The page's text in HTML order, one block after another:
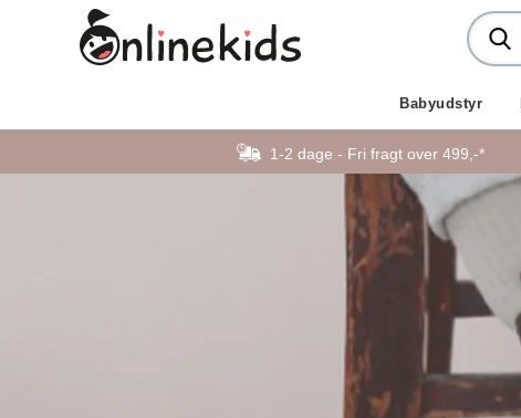
Babyudstyr
1-2 dage - Fri fragt over 499,-*